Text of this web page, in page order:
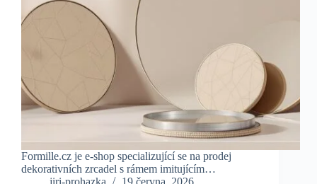
Formille.cz je e-shop specializující se na prodej
dekorativních zrcadel s rámem imitujícím…